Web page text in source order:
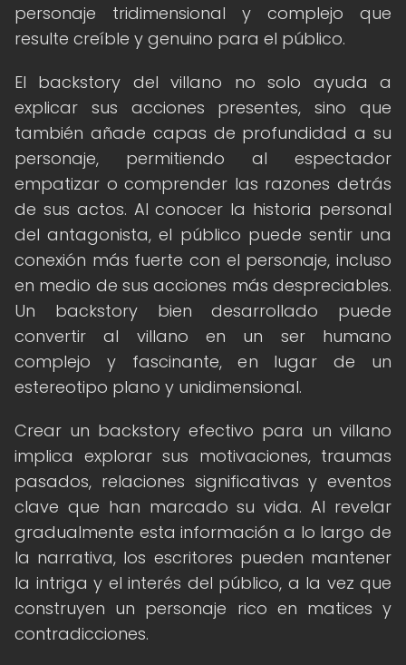
personaje tridimensional y complejo que
resulte creíble y genuino para el público.
El backstory del villano no solo ayuda a
explicar sus acciones presentes, sino que
también añade capas de profundidad a su
personaje, permitiendo al espectador
empatizar o comprender las razones detrás
de sus actos. Al conocer la historia personal
del antagonista, el público puede sentir una
conexión más fuerte con el personaje, incluso
en medio de sus acciones más despreciables.
Un backstory bien desarrollado puede
convertir al villano en un ser humano
complejo y fascinante, en lugar de un
estereotipo plano y unidimensional.
Crear un backstory efectivo para un villano
implica explorar sus motivaciones, traumas
pasados, relaciones significativas y eventos
clave que han marcado su vida. Al revelar
gradualmente esta información a lo largo de
la narrativa, los escritores pueden mantener
la intriga y el interés del público, a la vez que
construyen un personaje rico en matices y
contradicciones.